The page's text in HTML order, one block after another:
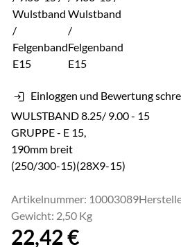
Einloggen und Bewertung
WULSTBAND 8.25/ 9.00 - 15
GRUPPE - E 15,
190mm breit
(250/300-15)(28X9-15)
Artikelnummer: 10003089
Gewicht: 2,50 Kg
22,42€